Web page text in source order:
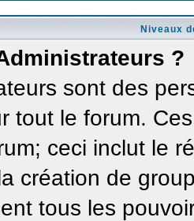
Niveaux
?
sont des
tout le forum.
ceci inclut le
création de
tous les